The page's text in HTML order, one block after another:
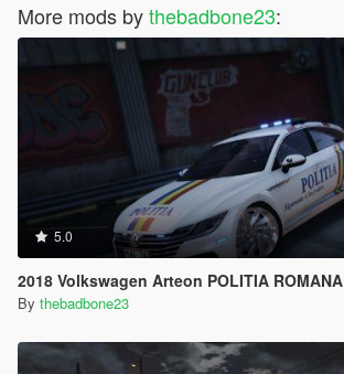
More mods bythebadbone23:
5.0
2018 Volkswagen Arteon POLITIA ROMANA
By thebadbone23